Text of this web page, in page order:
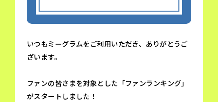
いつもミーグラムをご利用いただき、ありがとうご
ざいます。
ファンの皆さまを対象とした「ファンランキング」
がスタートしました！